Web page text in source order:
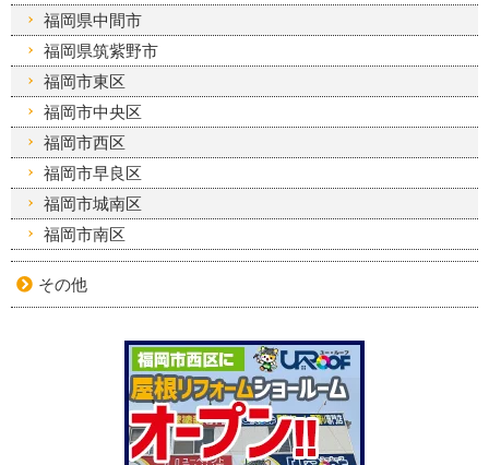
福岡県中間市
福岡県筑紫野市
福岡市東区
福岡市中央区
福岡市西区
福岡市早良区
福岡市城南区
福岡市南区
その他